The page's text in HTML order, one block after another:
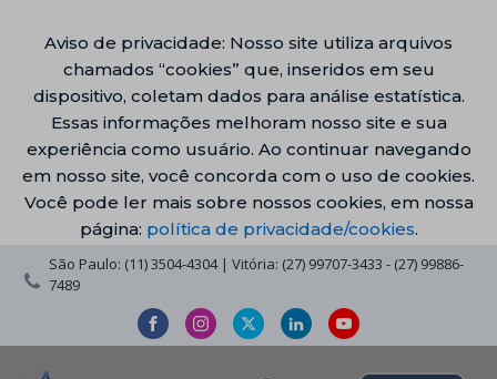
Aviso de privacidade: Nosso site utiliza arquivos
chamados “cookies” que, inseridos em seu
dispositivo, coletam dados para análise estatística.
Essas informações melhoram nosso site e sua
experiência como usuário. Ao continuar navegando
em nosso site, você concorda com o uso de cookies.
Você pode ler mais sobre nossos cookies, em nossa
página: política de privacidade/cookies.
São Paulo: (11) 3504-4304 | Vitória: (27) 99707-3433 - (27) 99886-
7489